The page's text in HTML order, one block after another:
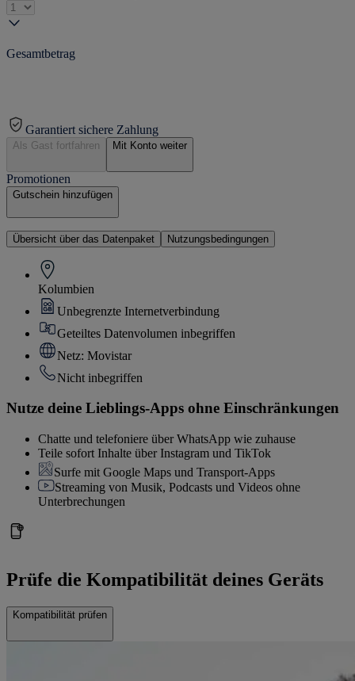
Gesamtbetrag
Garantiert sichere Zahlung
Als Gast fortfahren Mit Konto weiter
Promotionen
Gutschein hinzufügen
Übersicht über das Datenpaket Nutzungsbedingungen
Kolumbien
Unbegrenzte Internetverbindung
Geteiltes Datenvolumen inbegriffen
Netz: Movistar
Nicht inbegriffen
Nutze deine Lieblings-Apps ohne Einschränkungen
Chatte und telefoniere über WhatsApp wie zuhause
Teile sofort Inhalte über Instagram und TikTok
Surfe mit Google Maps und Transport-Apps
Streaming von Musik, Podcasts und Videos ohne
Unterbrechungen
Prüfe die Kompatibilität deines Geräts
Kompatibilität prüfen